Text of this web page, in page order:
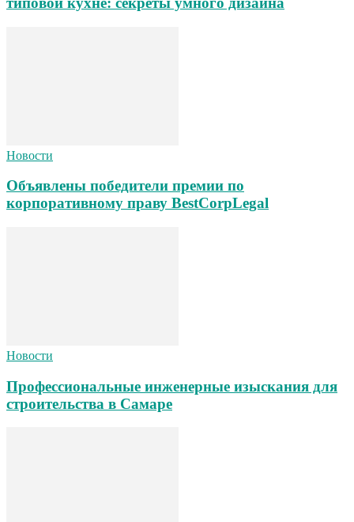
Новости
Объявлены победители премии по
корпоративному праву BestCorpLegal
Новости
Профессиональные инженерные изыскания для
строительства в Самаре